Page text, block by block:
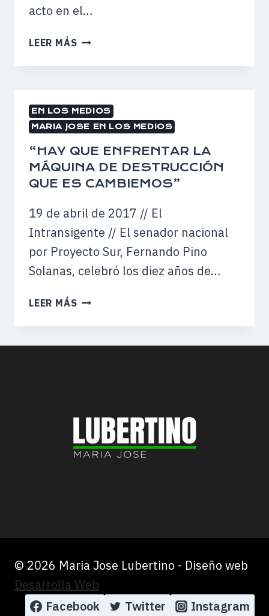
acto en el…
LEER MÁS PINO
IMPULSÓ
DE
«UN
TERCER
DE
CARA
LAS
ELECCIONES
PORTEÑAS
EN LOS MEDIOS
MARIA JOSE EN LOS MEDIOS
“HAY QUE ENFRENTAR LA
MÁQUINA DE DESTRUCCIÓN
QUE ES CAMBIEMOS”
19 de abril de 2017 // El
Intransigente // El senador nacional
por Proyecto Sur, Fernando Pino
Solanas, celebró los diez años de…
LEER MÁS “HAY
ENFRENTAR
LA
ES
CAMBIEMOS”
© 2026 Maria Jose Lubertino - Diseño web
Desarrolla Web
Facebook
Twitter Instagram